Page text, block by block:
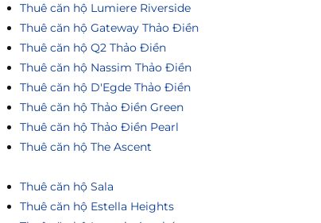
Thuê căn hộ Lumiere Riverside
Thuê căn hộ Gateway Thảo Điền
Thuê căn hộ Q2 Thảo Điền
Thuê căn hộ Nassim Thảo Điền
Thuê căn hộ D'Egde Thảo Điền
Thuê căn hộ Thảo Điền Green
Thuê căn hộ Thảo Điền Pearl
Thuê căn hộ The Ascent
Thuê căn hộ Sala
Thuê căn hộ Estella Heights